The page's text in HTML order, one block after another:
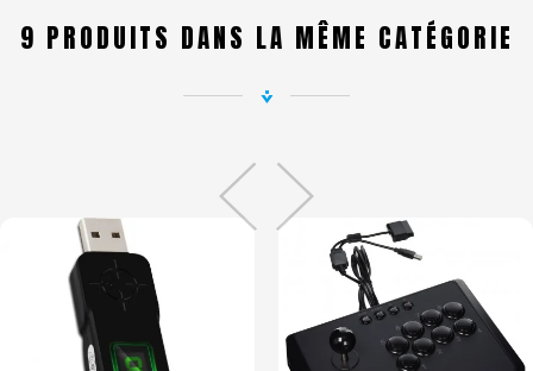
9 PRODUITS DANS LA MÊME CATÉGORIE